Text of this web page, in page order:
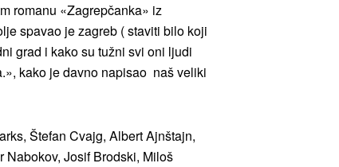
romanu «Zagrepčanka» iz
spavao je zagreb ( staviti bilo koji
grad i kako su tužni svi oni ljudi
kako je davno napisao naš veliki
Štefan Cvajg, Albert Ajnštajn,
Josif Brodski, Miloš